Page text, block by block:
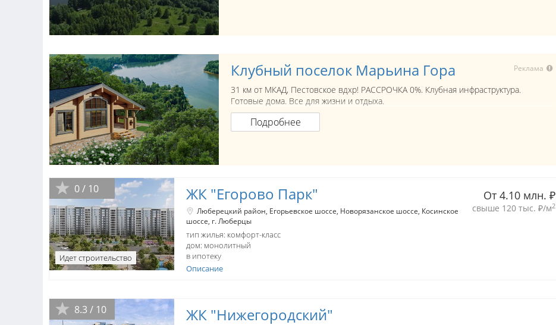
Реклама
Клубный поселок Марьина Гора
31 км от МКАД, Пестовское вдхр! РАССРОЧКА 0%. Клубная инфраструктура.
Готовые дома. Все для жизни и отдыха.
Подробнее
0 / 10
Идет строительство
ЖК "Егорово Парк" От 4.10 млн. ₽
свыше 120 тыс. ₽/м2
Люберецкий район Егорьевское шоссе Новорязанское шоссе Косинское
шоссе г. Люберцы
тип жилья: комфорт-класс
дом: монолитный
в ипотеку
Описание
8.3 / 10 ЖК "Нижегородский"